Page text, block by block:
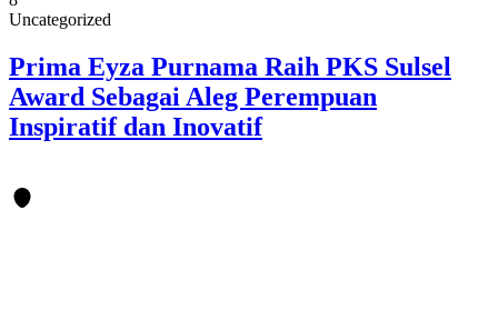
Uncategorized
Prima Eyza Purnama Raih PKS Sulsel
Award Sebagai Aleg Perempuan
Inspiratif dan Inovatif